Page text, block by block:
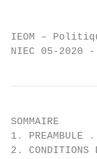
IEOM –
NIEC 05-
SOMMAIRE
1.
2.